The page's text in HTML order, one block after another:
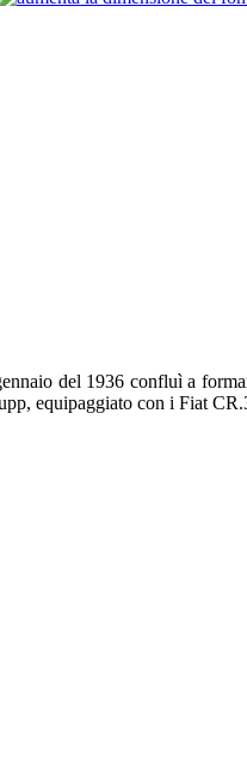
del 1936 confluì a
equipaggiato con i Fiat